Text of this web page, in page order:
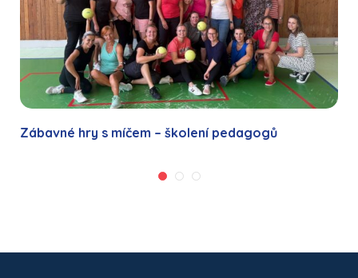
Zábavné hry s míčem – školení pedagogů